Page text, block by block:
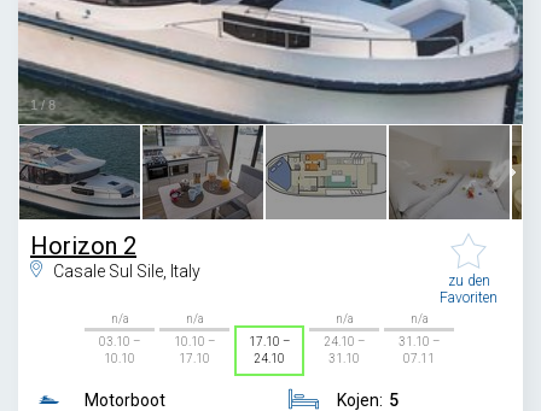
1 / 8
Horizon 2
Casale Sul Sile, Italy
zu den
Favoriten
n/a
03.10 –
10.10
n/a
10.10 –
17.10
17.10 –
24.10
n/a
24.10 –
31.10
n/a
31.10 –
07.11
Motorboot
Kojen: 5